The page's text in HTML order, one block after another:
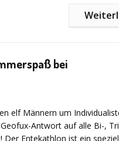
eine Oldtimer-Rallye von
Reise in einem
bis 8-sitzigen VW Transporter
Planung Ihrer
mit einem
einen High Tea genießen ...
bei
elf Männern um
Antwort auf alle Bi-,
Der Entekathlon ist ein